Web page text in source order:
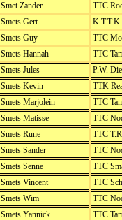
Smet Zander
TTC
Smets Gert
Smets Guy
TTC
Smets Hannah
TTC
Smets Jules
P.W.
Smets Kevin
TTK
Smets Marjolein
TTC
Smets Matisse
TTC
Smets Rune
TTC
Smets Sander
TTC
Smets Senne
TTC
Smets Vincent
TTC
Smets Wim
TTC
Smets Yannick
TTC